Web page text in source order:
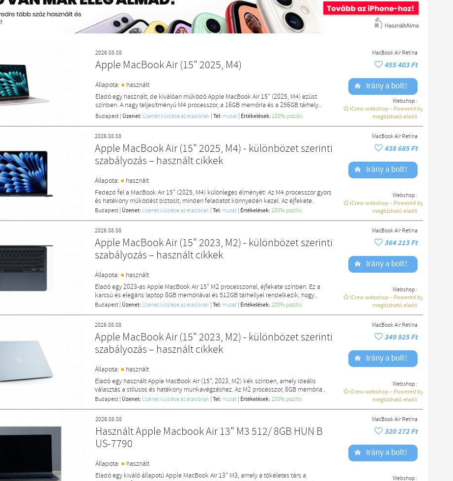
2026.08.08
Apple MacBook Air (15" 2025, M4)
Állapota: ● használt
Eladó egy használt, de kiválóan működő Apple MacBook Air 15” (2025, M4) ezüst
színben. A nagy teljesítményű M4 processzor, a 16GB memória és a 256GB tárhely..
Budapest Üzenet: Üzenet küldése az eladónak Tel: mutat Értékelések: 100% pozítiv
MacBook Air Retina
455 403 Ft
Irány a bolt!
Webshop :
iCrew webshop – Powered by macdoki
megbízható eladó
2026.08.08
Apple MacBook Air (15" 2025, M4) - különbözet szerinti
szabályozás – használt cikkek
Állapota: ● használt
Fedezd fel a MacBook Air 15" (2025, M4) különleges élményét! Az M4 processzor gyors
és hatékony működést biztosít, minden feladatot könnyedén kezel. Az éjfekete..
Budapest Üzenet: Üzenet küldése az eladónak Tel: mutat Értékelések: 100% pozítiv
MacBook Air Retina
438 685 Ft
Irány a bolt!
Webshop :
iCrew webshop – Powered by macdoki
megbízható eladó
2026.08.08
Apple MacBook Air (15" 2023, M2) - különbözet szerinti
szabályozás – használt cikkek
Állapota: ● használt
Eladó egy 2023-as Apple MacBook Air 15" M2 processzorral, éjfekete színben. Ez a
karcsú és elegáns laptop 8GB memóriával és 512GB tárhellyel rendelkezik, hogy..
Budapest Üzenet: Üzenet küldése az eladónak Tel: mutat Értékelések: 100% pozítiv
MacBook Air Retina
364 213 Ft
Irány a bolt!
Webshop :
iCrew webshop – Powered by macdoki
megbízható eladó
2026.08.08
Apple MacBook Air (15" 2023, M2) - különbözet szerinti
szabályozás – használt cikkek
Állapota: ● használt
Eladó egy használt Apple MacBook Air (15", 2023, M2) kék színben, amely ideális
választás a stílusos és hatékony munkavégzéshez. Az M2 processzor, 8GB memória..
Budapest Üzenet: Üzenet küldése az eladónak Tel: mutat Értékelések: 100% pozítiv
MacBook Air Retina
349 925 Ft
Irány a bolt!
Webshop :
iCrew webshop – Powered by macdoki
megbízható eladó
2026.08.08
Használt Apple Macbook Air 13" M3 512/ 8GB HUN B
US-7790
Állapota: ● használt
Eladó egy kiváló állapotú Apple MacBook Air 13" M3, amely a tökéletes társ a
MacBook Air Retina
320 272 Ft
Irány a bolt!
Webshop :